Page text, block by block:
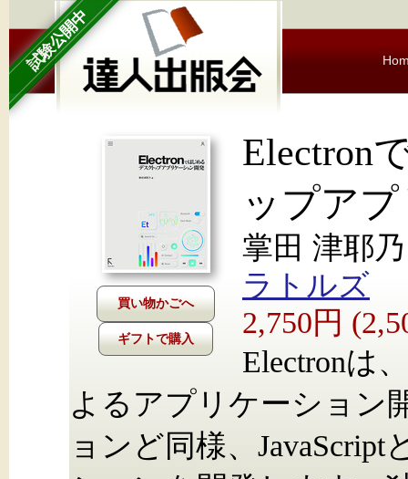
試験公開中
ギフトで購入
Electron
ップア
掌田 津耶乃
ラトルズ
2,750円
Electronは
よるアプリケーション
ョンど同様、